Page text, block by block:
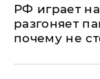
РФ играет
разгоняет
почему не